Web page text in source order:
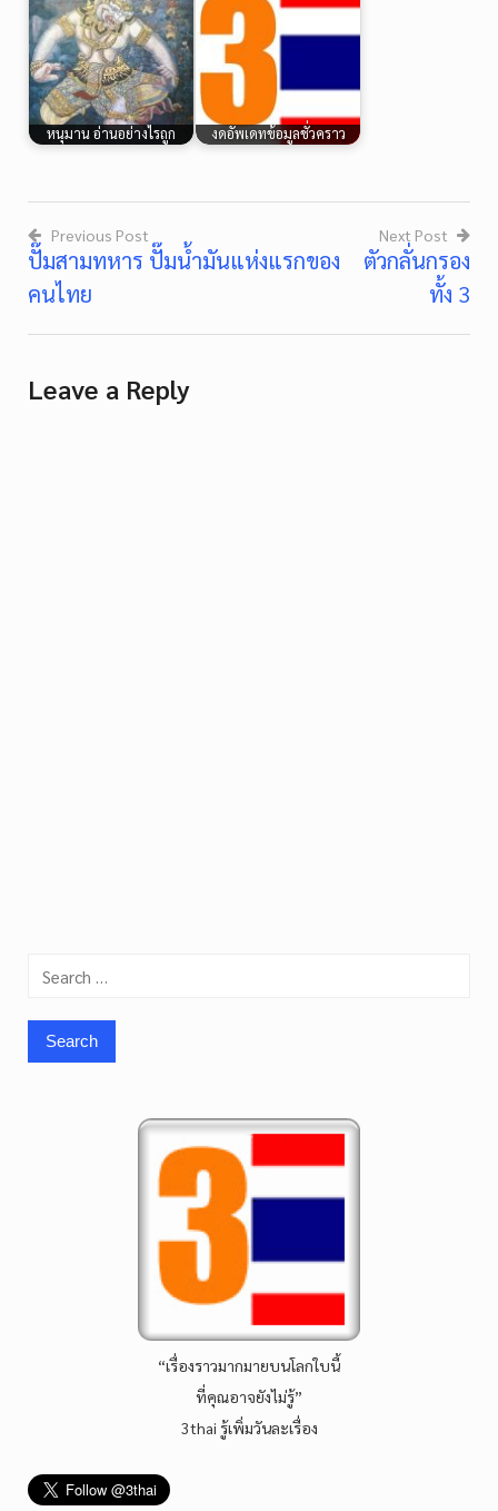
หนุมาน อ่านอย่างไรถูก งดอัพเดทข้อมูลชั่วคราว
Post
navigation
Previous Post
ปั๊มสามทหาร ปั๊มน้ำมันแห่งแรกของ
คนไทย
Next Post
ตัวกลั่นกรอง
ทั้ง 3
Leave a Reply
Search
“เรื่องราวมากมายบนโลกใบนี้
ที่คุณอาจยังไม่รู้”
3thai รู้เพิ่มวันละเรื่อง